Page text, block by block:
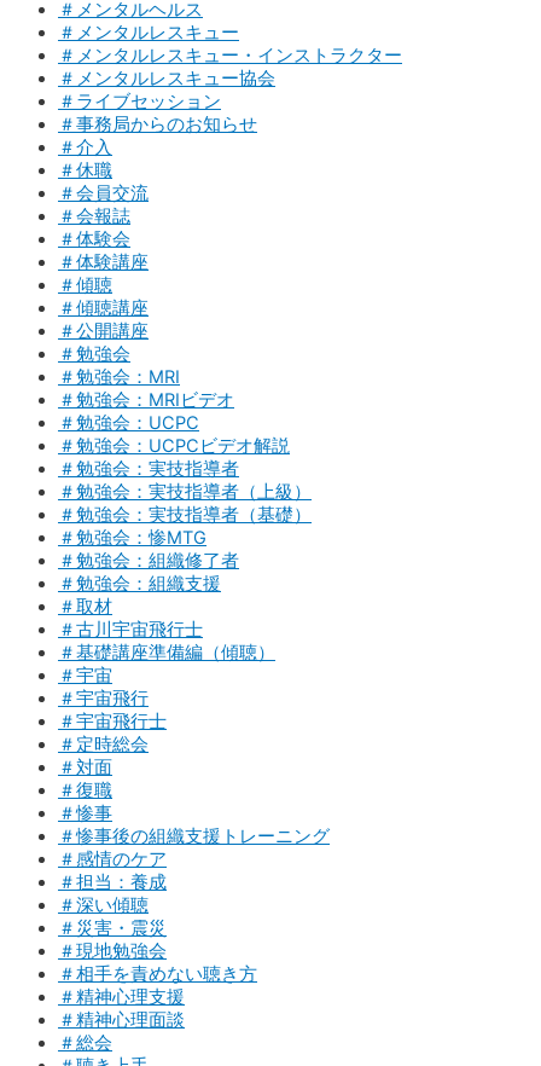
＃メンタルヘルス
＃メンタルレスキュー
＃メンタルレスキュー・インストラクター
＃メンタルレスキュー協会
＃ライブセッション
＃事務局からのお知らせ
＃介入
＃休職
＃会員交流
＃会報誌
＃体験会
＃体験講座
＃傾聴
＃傾聴講座
＃公開講座
＃勉強会
＃勉強会：MRI
＃勉強会：MRIビデオ
＃勉強会：UCPC
＃勉強会：UCPCビデオ解説
＃勉強会：実技指導者
＃勉強会：実技指導者（上級）
＃勉強会：実技指導者（基礎）
＃勉強会：惨MTG
＃勉強会：組織修了者
＃勉強会：組織支援
＃取材
＃古川宇宙飛行士
＃基礎講座準備編（傾聴）
＃宇宙
＃宇宙飛行
＃宇宙飛行士
＃定時総会
＃対面
＃復職
＃惨事
＃惨事後の組織支援トレーニング
＃感情のケア
＃担当：養成
＃深い傾聴
＃災害・震災
＃現地勉強会
＃相手を責めない聴き方
＃精神心理支援
＃精神心理面談
＃総会